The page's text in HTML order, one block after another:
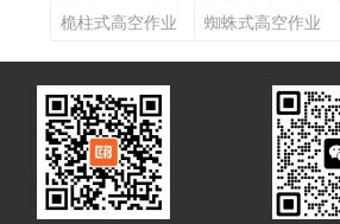
平台
平台
桅柱式高空作业
蜘蛛式高空作业